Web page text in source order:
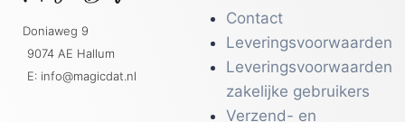
Doniaweg 9
9074 AE Hallum
E: info@magicdat.nl
Contact
Leveringsvoorwaarden
Leveringsvoorwaarden
zakelijke gebruikers
Verzend- en